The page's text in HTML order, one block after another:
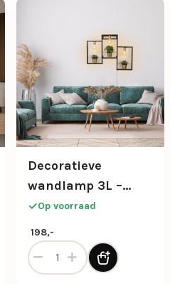
2-lichts in zwart met
Decoratieve
wandlamp 3L –
Zwart & goud
Op voorraad
198,-
Decoratieve wandlamp 3L